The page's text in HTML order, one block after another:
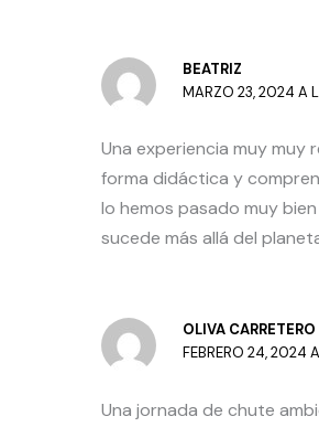
BEATRIZ
MARZO 23, 2024 A
Una experiencia muy muy
forma didáctica y
lo hemos pasado muy
sucede más allá del
OLIVA CARRETERO
FEBRERO 24, 2024
Una jornada de chute